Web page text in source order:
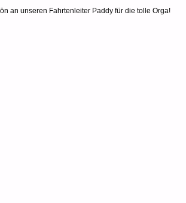
an unseren Fahrtenleiter Paddy für die tolle Orga!